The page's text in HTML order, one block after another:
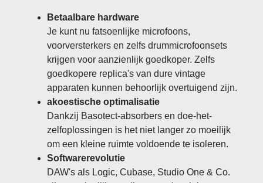
Betaalbare hardware
Je kunt nu fatsoenlijke microfoons,
voorversterkers en zelfs drummicrofoonsets
krijgen voor aanzienlijk goedkoper. Zelfs
goedkopere replica's van dure vintage
apparaten kunnen behoorlijk overtuigend zijn.
akoestische optimalisatie
Dankzij Basotect-absorbers en doe-het-
zelfoplossingen is het niet langer zo moeilijk
om een ​​kleine ruimte voldoende te isoleren.
Softwarerevolutie
DAW's als Logic, Cubase, Studio One & Co.